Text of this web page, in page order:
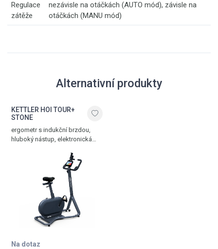
Regulace
zátěže
nezávisle na otáčkách (AUTO mód), závisle na
otáčkách (MANU mód)
Alternativní produkty
KETTLER HOI TOUR+
STONE
ergometr s indukční brzdou,
hluboký nástup, elektronická
na tablet, rozhraní BLE/ANT+ pro
tréninkové aplikace, 20
programů vč. HRC módu,
barevný TFT displej, paměť pro 4
osoby a 1 hosta, sedlo s
gelovými vložkami, 10 kg
setrvačník, hmotnost 53 kg,
nosnost 150 kg, Stone
Na dotaz